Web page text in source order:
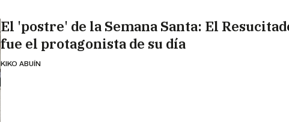
El 'postre' de la Semana Santa: El
fue el protagonista de su día
KIKO ABUÍN